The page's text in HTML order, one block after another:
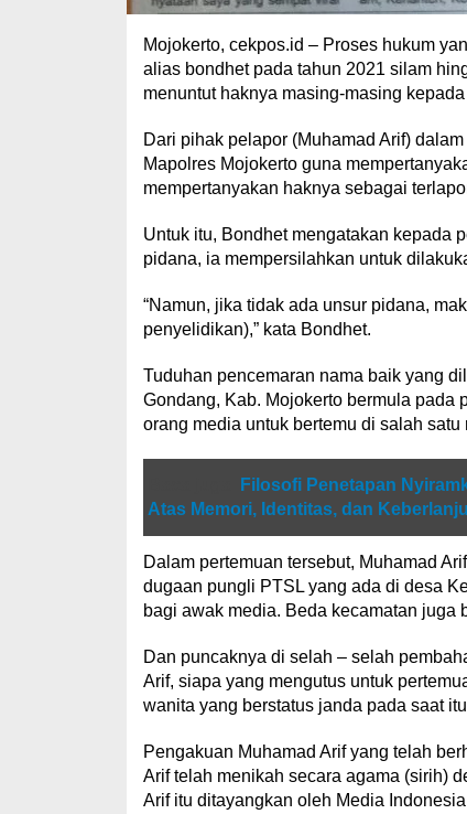
Mojokerto, cekpos.id – Proses hukum
alias bondhet pada tahun 2021 silam
menuntut haknya masing-masing
Dari pihak pelapor (Muhamad Arif)
Mapolres Mojokerto guna
mempertanyakan haknya sebagai
Untuk itu, Bondhet mengatakan kepada
pidana, ia mempersilahkan untuk
“Namun, jika tidak ada unsur pidana,
penyelidikan),” kata Bondhet.
Tuduhan pencemaran nama baik yang
Gondang, Kab. Mojokerto bermula pada
orang media untuk bertemu di salah
Filosofi Penetapan
Atas Memori, Identitas, dan
Dalam pertemuan tersebut, Muhamad
dugaan pungli PTSL yang ada di desa
bagi awak media. Beda kecamatan juga
Dan puncaknya di selah – selah
Arif, siapa yang mengutus untuk
wanita yang berstatus janda pada saat
Pengakuan Muhamad Arif yang telah
Arif telah menikah secara agama (sirih)
Arif itu ditayangkan oleh Media